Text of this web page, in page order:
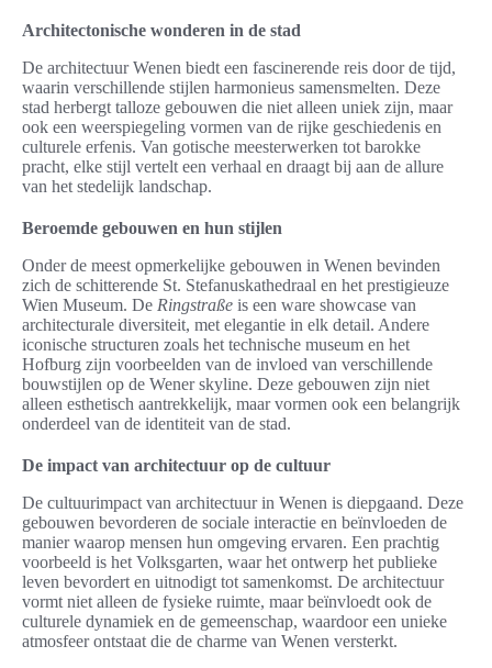
Architectonische wonderen in de stad
De architectuur Wenen biedt een fascinerende reis door de tijd,
waarin verschillende stijlen harmonieus samensmelten. Deze
stad herbergt talloze gebouwen die niet alleen uniek zijn, maar
ook een weerspiegeling vormen van de rijke geschiedenis en
culturele erfenis. Van gotische meesterwerken tot barokke
pracht, elke stijl vertelt een verhaal en draagt bij aan de allure
van het stedelijk landschap.
Beroemde gebouwen en hun stijlen
Onder de meest opmerkelijke gebouwen in Wenen bevinden
zich de schitterende St. Stefanuskathedraal en het prestigieuze
Wien Museum. De Ringstraße is een ware showcase van
architecturale diversiteit, met elegantie in elk detail. Andere
iconische structuren zoals het technische museum en het
Hofburg zijn voorbeelden van de invloed van verschillende
bouwstijlen op de Wener skyline. Deze gebouwen zijn niet
alleen esthetisch aantrekkelijk, maar vormen ook een belangrijk
onderdeel van de identiteit van de stad.
De impact van architectuur op de cultuur
De cultuurimpact van architectuur in Wenen is diepgaand. Deze
gebouwen bevorderen de sociale interactie en beïnvloeden de
manier waarop mensen hun omgeving ervaren. Een prachtig
voorbeeld is het Volksgarten, waar het ontwerp het publieke
leven bevordert en uitnodigt tot samenkomst. De architectuur
vormt niet alleen de fysieke ruimte, maar beïnvloedt ook de
culturele dynamiek en de gemeenschap, waardoor een unieke
atmosfeer ontstaat die de charme van Wenen versterkt.